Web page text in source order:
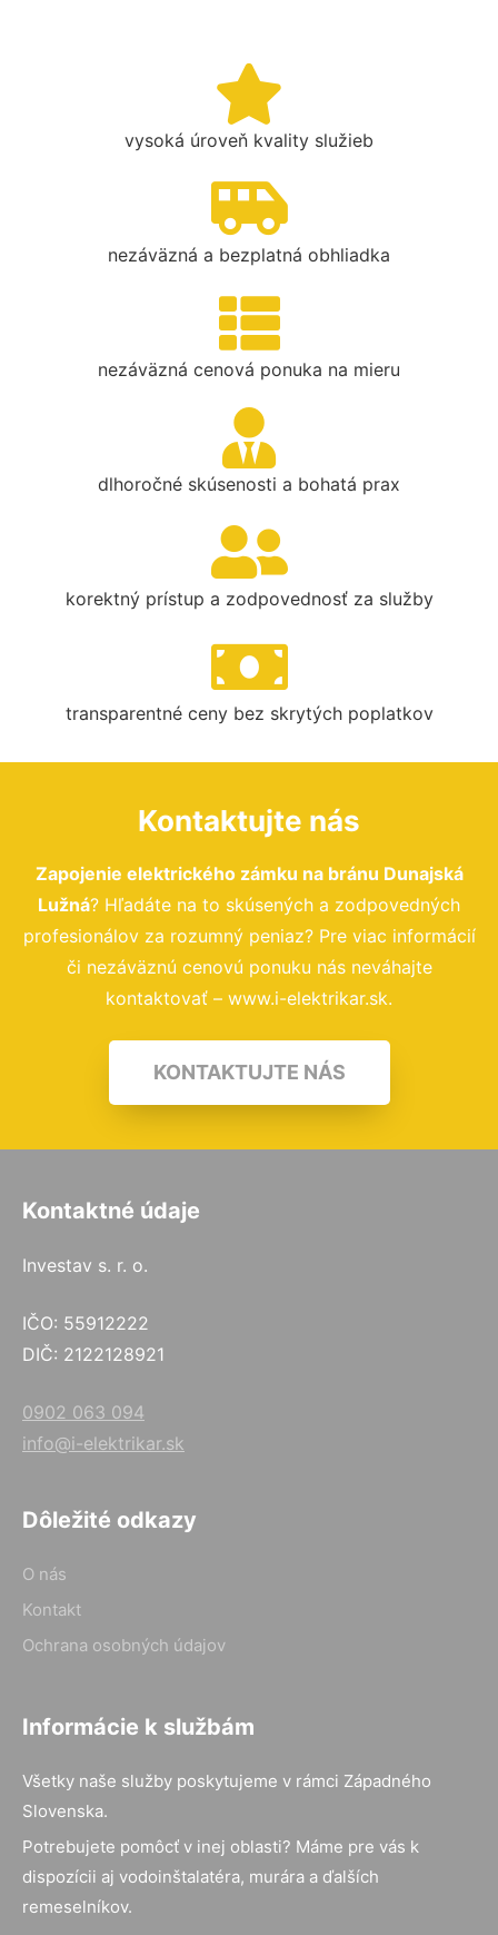
vysoká úroveň kvality služieb
nezáväzná a bezplatná obhliadka
nezáväzná cenová ponuka na mieru
dlhoročné skúsenosti a bohatá prax
korektný prístup a zodpovednosť za služby
transparentné ceny bez skrytých poplatkov
Kontaktujte nás
Zapojenie elektrického zámku na bránu Dunajská
Lužná? Hľadáte na to skúsených a zodpovedných
profesionálov za rozumný peniaz? Pre viac informácií
či nezáväznú cenovú ponuku nás neváhajte
kontaktovať – www.i-elektrikar.sk.
KONTAKTUJTE NÁS
Kontaktné údaje
Investav s. r. o.
IČO: 55912222
DIČ: 2122128921
0902 063 094
info@i-elektrikar.sk
Dôležité odkazy
O nás
Kontakt
Ochrana osobných údajov
Informácie k službám
Všetky naše služby poskytujeme v rámci Západného
Slovenska.
Potrebujete pomôcť v inej oblasti? Máme pre vás k
dispozícii aj vodoinštalatéra, murára a ďalších
remeselníkov.